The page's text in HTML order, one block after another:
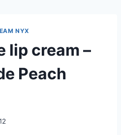
NYX
lip cream –
Peach